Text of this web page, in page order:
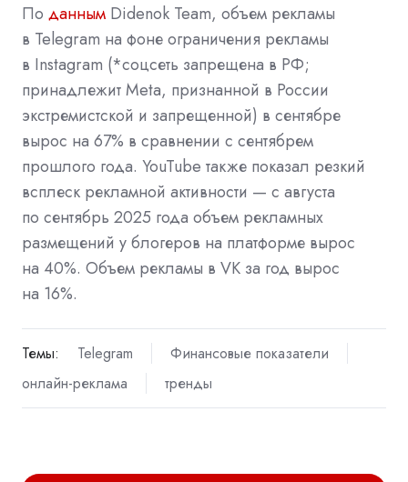
По данным Didenok Team, объем рекламы
в Telegram на фоне ограничения рекламы
в Instagram (*соцсеть запрещена в РФ;
принадлежит Meta, признанной в России
экстремистской и запрещенной) в сентябре
вырос на 67% в сравнении с сентябрем
прошлого года. YouTube также показал резкий
всплеск рекламной активности — с августа
по сентябрь 2025 года объем рекламных
размещений у блогеров на платформе вырос
на 40%. Объем рекламы в VK за год вырос
на 16%.
Темы: Telegram
Финансовые показатели
онлайн-реклама
тренды